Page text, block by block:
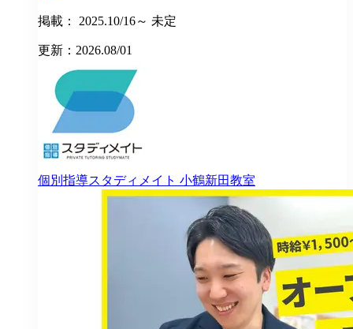
掲載： 2025.10/16～ 未定
更新：2026.08/01
個別指導スタディメイト 小鶴新田教室